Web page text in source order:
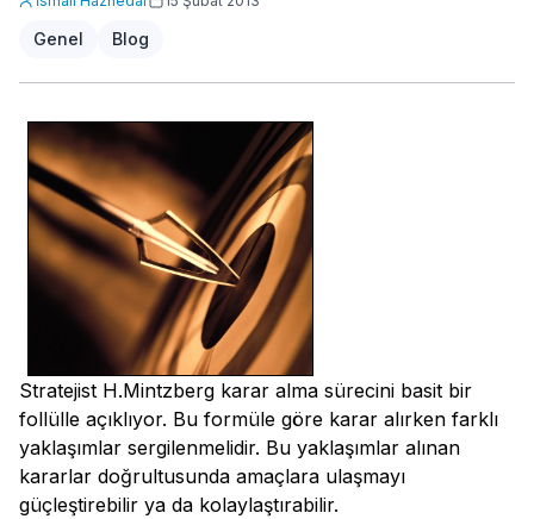
Genel Blog
Stratejist H.Mintzberg karar alma sürecini basit bir
follülle açıklıyor. Bu formüle göre karar alırken farklı
yaklaşımlar sergilenmelidir. Bu yaklaşımlar alınan
kararlar doğrultusunda amaçlara ulaşmayı
güçleştirebilir ya da kolaylaştırabilir.